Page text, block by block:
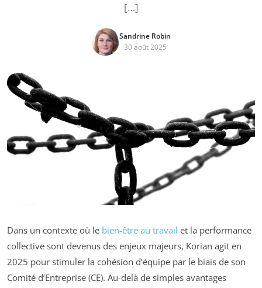
[…]
Sandrine Robin
30 août 2025
Dans un contexte où le bien-être au travail et la performance
collective sont devenus des enjeux majeurs, Korian agit en
2025 pour stimuler la cohésion d’équipe par le biais de son
Comité d’Entreprise (CE). Au-delà de simples avantages